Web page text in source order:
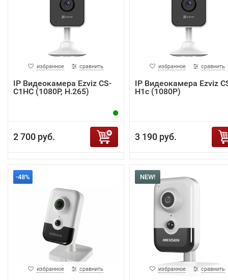
избранное сравнить
IP Видеокамера Ezviz CS-
C1HC (1080P, H.265)
2 700 руб.
избранное сравнить
IP Видеокамера Ezviz
H1c (1080P)
3 190 руб.
-48%
избранное сравнить
NEW!
избранное сравнить